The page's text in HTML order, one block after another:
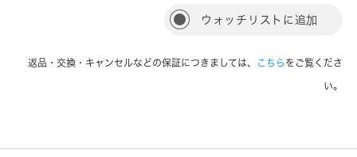
ウォッチリストに追加
返品・交換・キャンセルなどの保証につきましては、 こちら をご覧くださ
い。